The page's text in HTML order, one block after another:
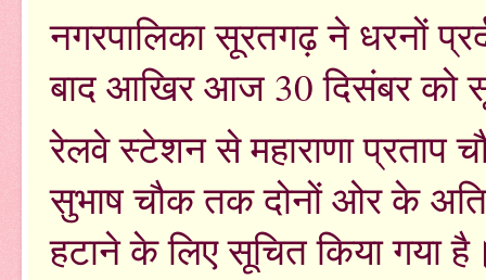
नगरपालिका सूरतगढ़ ने धरनों
बाद आखिर आज 30 दिसंबर को
रेलवे स्टेशन से महाराणा प्रताप
सुभाष चौक तक दोनों ओर के
हटाने के लिए सूचित किया गया